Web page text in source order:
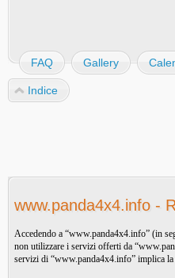
FAQ Gallery
Indice
www.panda4x4.info -
Accedendo a “www.panda4x4.info” (in
non utilizzare i servizi offerti da
servizi di “www.panda4x4.info” implica la